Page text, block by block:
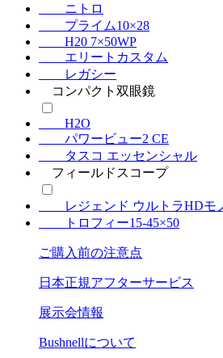
ニトロ
プライム10×28
H20 7×50WP
エリートカスタム
レガシー
コンパクト双眼鏡
H2O
パワービュー2 CE
タスコ エッセンシャル
フィールドスコープ
レジェンド ウルトラHDモ
トロフィー15-45×50
ご購入前の注意点
日本正規アフターサービス
展示会情報
Bushnellについて